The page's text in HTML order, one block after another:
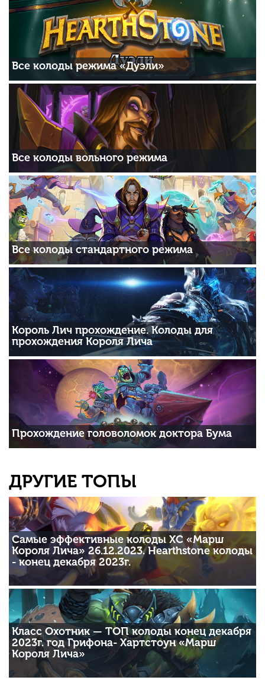
Все колоды режима «Дуэли»
Все колоды вольного режима
Все колоды стандартного режима
Король Лич прохождение. Колоды для
прохождения Короля Лича
Прохождение головоломок доктора Бума
ДРУГИЕ ТОПЫ
Самые эффективные колоды ХС «Марш
Короля Лича» 26.12.2023. Hearthstone колоды
- конец декабря 2023г.
Класс Охотник — ТОП колоды конец декабря
2023г. год Грифона- Хартстоун «Марш
Короля Лича»